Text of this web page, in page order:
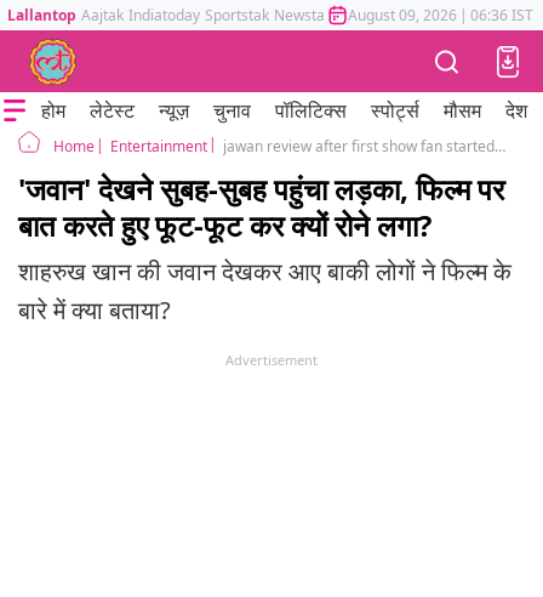
Lallantop Aajtak Indiatoday Sportstak Newstak Mumbai Tak Astrotak
August 09, 2026 | 06:36 IST
होम लेटेस्ट न्यूज़ चुनाव पॉलिटिक्स स्पोर्ट्स मौसम देश
Home Entertainment jawan review after first show fan started crying video viral srk fans shahrukh khan
'जवान' देखने सुबह-सुबह पहुंचा लड़का, फिल्म पर
बात करते हुए फूट-फूट कर क्यों रोने लगा?
शाहरुख खान की जवान देखकर आए बाकी लोगों ने फिल्म के
बारे में क्या बताया?
Advertisement